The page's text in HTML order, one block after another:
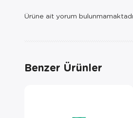
Ürüne ait yorum
Benzer Ürünler